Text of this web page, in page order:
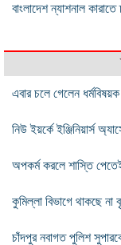
বাংলাদেশ ন্যাশনাল
এবার চলে গেলেন
নিউ ইয়র্কে ইঞ্জিনিয়ার্স
অপকর্ম করলে শাস্তি পেতেই
কুমিল্লা বিভাগে থাকছে না
চাঁদপুর নবাগত পুলিশ